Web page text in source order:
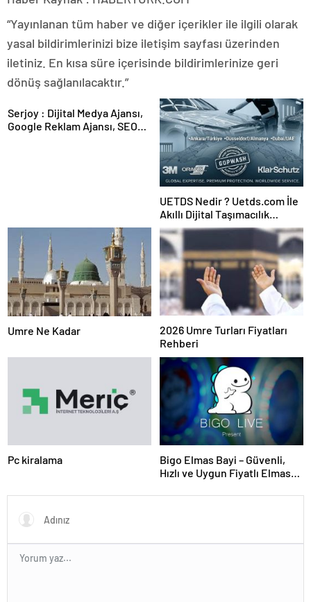
“Yayınlanan tüm haber ve diğer içerikler ile ilgili olarak
yasal bildirimlerinizi bize iletişim sayfası üzerinden
iletiniz. En kısa süre içerisinde bildirimlerinize geri
dönüş sağlanılacaktır.”
Serjoy : Dijital Medya Ajansı,
Google Reklam Ajansı, SEO
UETDS Nedir ? Uetds.com İle
Akıllı Dijital Taşımacılık
Yazılımı
Umre Ne Kadar
2026 Umre Turları Fiyatları
Rehberi
Pc kiralama
Bigo Elmas Bayi – Güvenli,
Hızlı ve Uygun Fiyatlı Elmas